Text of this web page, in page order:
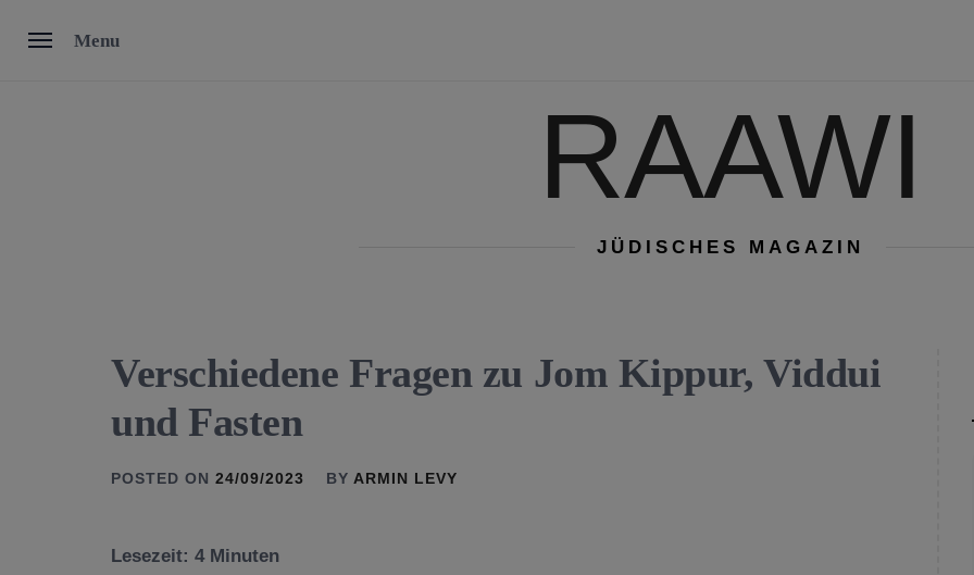
Menu
RAAWI
JÜDISCHES MAGAZIN
Verschiedene Fragen zu Jom Kippur, Viddui
und Fasten
POSTED ON 24/09/2023 BY ARMIN LEVY
Lesezeit: 4 Minuten